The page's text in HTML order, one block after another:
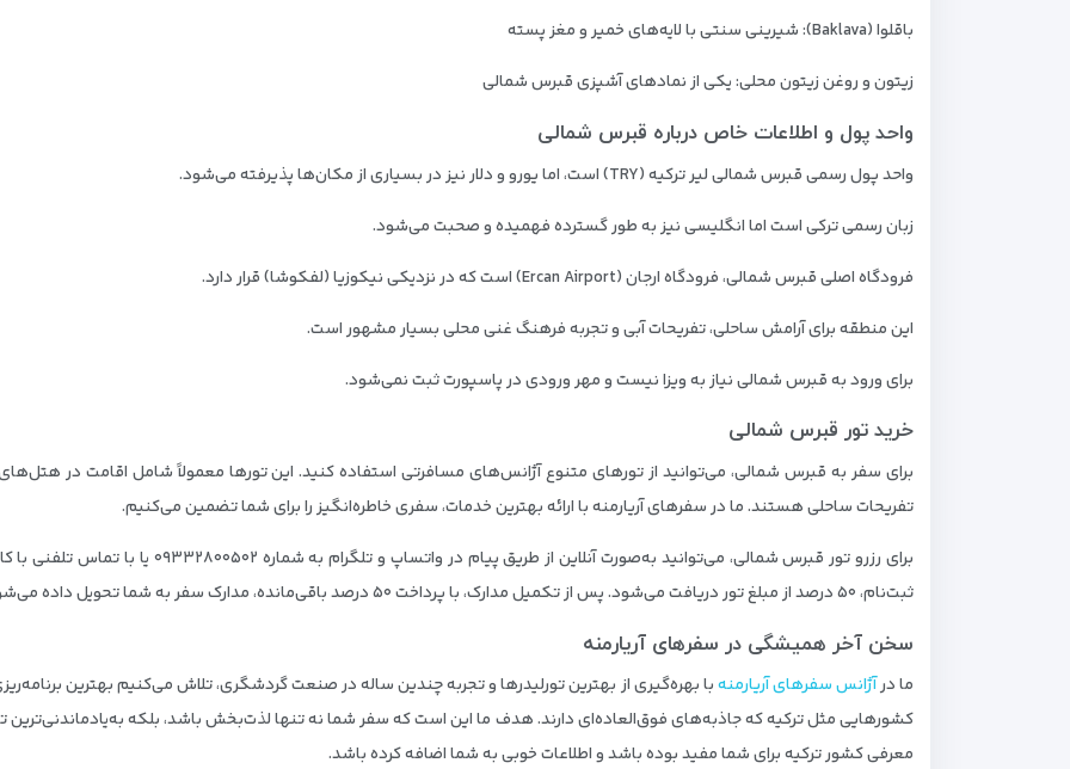
باقلوا (Baklava): شیرینی سنتی با لایه‌های خمیر و مغز پسته
زیتون و روغن زیتون محلی: یکی از نمادهای آشپزی قبرس شمالی
واحد پول و اطلاعات خاص درباره قبرس شمالی
واحد پول رسمی قبرس شمالی لیر ترکیه (TRY) است، اما یورو و دلار نیز در بسیاری از مکان‌ها پذیرفته می‌شود.
زبان رسمی ترکی است اما انگلیسی نیز به طور گسترده فهمیده و صحبت می‌شود.
فرودگاه اصلی قبرس شمالی، فرودگاه ارجان (Ercan Airport) است که در نزدیکی نیکوزیا (لفکوشا) قرار دارد.
این منطقه برای آرامش ساحلی، تفریحات آبی و تجربه فرهنگ غنی محلی بسیار مشهور است.
برای ورود به قبرس شمالی نیاز به ویزا نیست و مهر ورودی در پاسپورت ثبت نمی‌شود.
خرید تور قبرس شمالی
برای سفر به قبرس شمالی، می‌توانید از تورهای متنوع آژانس‌های مسافرتی استفاده کنید. این تورها معمولاً شامل اقامت در
تفریحات ساحلی هستند. ما در سفرهای آریارمنه با ارائه بهترین خدمات، سفری خاطره‌انگیز را برای شما تضمین می‌کنیم.
برای رزرو تور قبرس شمالی، می‌توانید به‌صورت
ثبت‌نام، ۵۰ درصد از مبلغ تور دریافت می‌شود. پس از تکمیل مدارک، با پرداخت ۵۰ درصد باقی‌مانده، مدارک سفر به شما تحویل داده می‌شود.
سخن آخر همیشگی در سفرهای آریارمنه
ما درآژانس سفرهای آریارمنهبا بهره‌گیری از بهترین تورلیدرها و تجربه چندین ساله در صنعت گردشگری، تلاش می‌کنیم بهترین
کشورهایی مثل ترکیه که جاذبه‌های فوق‌العاده‌ای دارند. هدف ما این است که سفر شما نه تنها لذت‌بخش باشد، بلکه به‌یادماندنی‌ترین
معرفی کشور ترکیه برای شما مفید بوده باشد و اطلاعات خوبی به شما اضافه کرده باشد.